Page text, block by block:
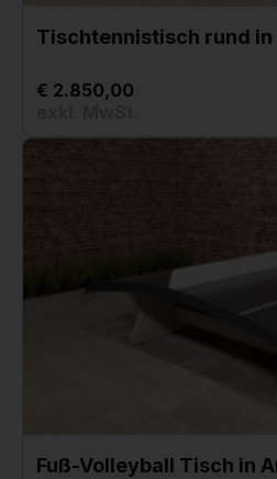
Tischtennistisch rund
€ 2.850,00
Fuß-Volleyball Tisch in